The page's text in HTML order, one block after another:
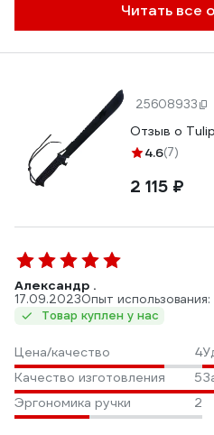
Читать все
25608933
Отзыв о
4.6(7)
2 115 ₽
Александр .
17.09.2023Опыт
Товар куплен у нас
Цена/качество 4
Качество изготовления
5
Эргономика ручки
2